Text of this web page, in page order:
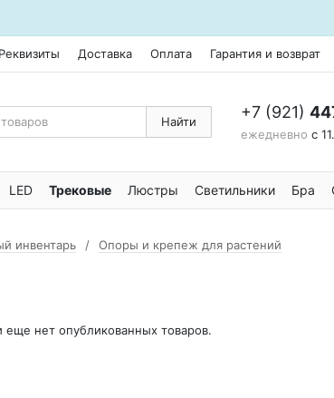
Реквизиты Доставка Оплата Гарантия и возврат
Найти +7 (921)
ежедневно с
LED Трековые Люстры Светильники Бра
инвентарь Опоры и крепеж для растений
еще нет опубликованных товаров.